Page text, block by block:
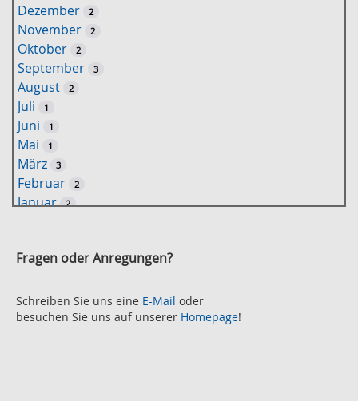
w
o
r
u
c
Dezember 2
November 2
Oktober 2
September 3
August 2
Juli 1
Juni 1
Mai 1
März 3
Februar 2
Januar 2
Oktober 2
August 2
Juli 2
Fragen oder Anregungen?
Schreiben Sie uns eine E-Mail oder
besuchen Sie uns auf unserer Homepage!